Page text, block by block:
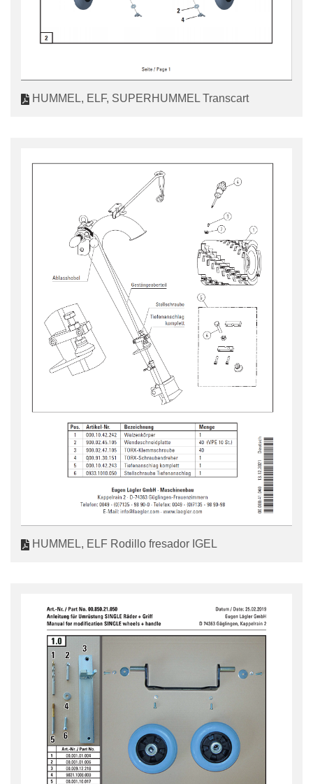
HUMMEL, ELF, SUPERHUMMEL Transcart
HUMMEL, ELF Rodillo fresador IGEL